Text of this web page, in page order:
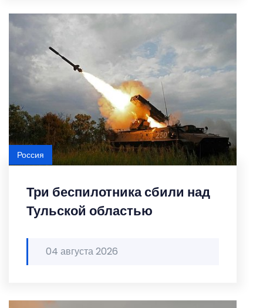
Три беспилотника сбили над
Тульской областью
04 августа 2026
Россия